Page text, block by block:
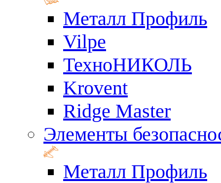
Металл Профиль
Vilpe
ТехноНИКОЛЬ
Krovent
Ridge Master
Элементы
Металл Профиль